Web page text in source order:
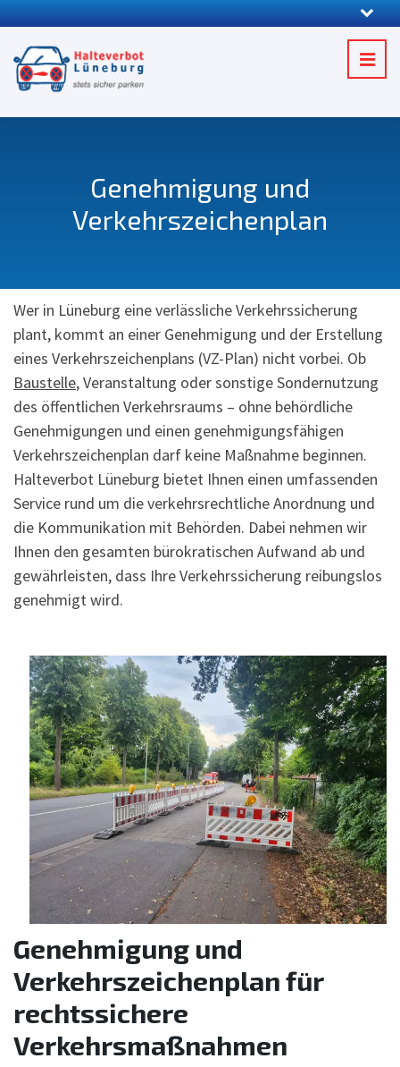
Genehmigung und
Verkehrszeichenplan
Wer in Lüneburg eine verlässliche Verkehrssicherung
plant, kommt an einer Genehmigung und der Erstellung
eines Verkehrszeichenplans (VZ-Plan) nicht vorbei. Ob
Baustelle, Veranstaltung oder sonstige Sondernutzung
des öffentlichen Verkehrsraums – ohne behördliche
Genehmigungen und einen genehmigungsfähigen
Verkehrszeichenplan darf keine Maßnahme beginnen.
Halteverbot Lüneburg bietet Ihnen einen umfassenden
Service rund um die verkehrsrechtliche Anordnung und
die Kommunikation mit Behörden. Dabei nehmen wir
Ihnen den gesamten bürokratischen Aufwand ab und
gewährleisten, dass Ihre Verkehrssicherung reibungslos
genehmigt wird.
Genehmigung und
Verkehrszeichenplan für
rechtssichere
Verkehrsmaßnahmen